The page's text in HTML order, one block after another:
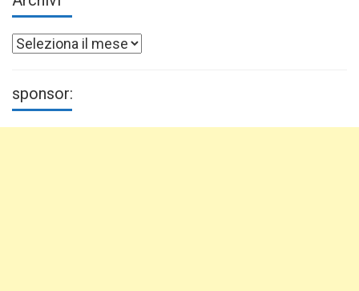
Archivi
sponsor: